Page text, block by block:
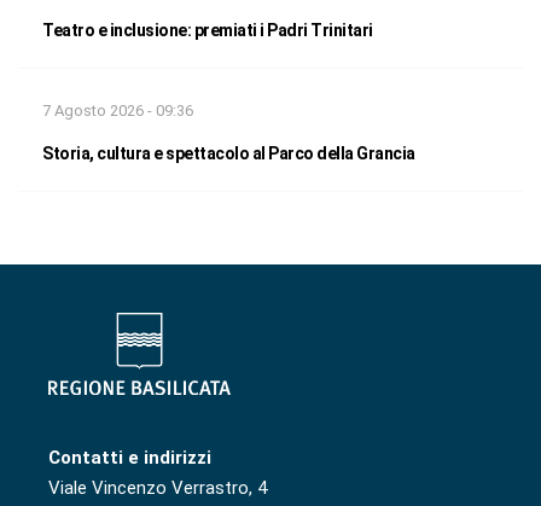
Teatro e inclusione: premiati i Padri Trinitari
7 Agosto 2026 - 09:36
Storia, cultura e spettacolo al Parco della Grancia
Contatti e indirizzi
Viale Vincenzo Verrastro, 4